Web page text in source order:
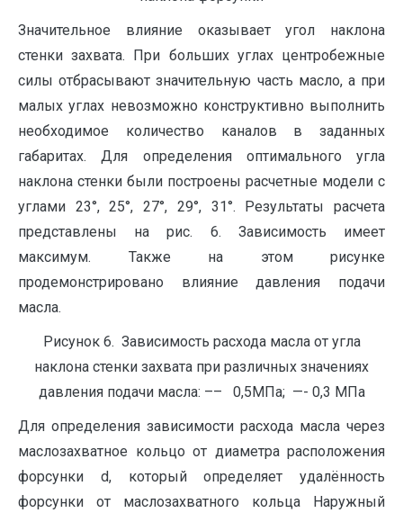
Значительное влияние оказывает угол наклона
стенки захвата. При больших углах центробежные
силы отбрасывают значительную часть масло, а при
малых углах невозможно конструктивно выполнить
необходимое количество каналов в заданных
габаритах. Для определения оптимального угла
наклона стенки были построены расчетные модели с
углами 23°, 25°, 27°, 29°, 31°. Результаты расчета
представлены на рис. 6. Зависимость имеет
максимум. Также на этом рисунке
продемонстрировано влияние давления подачи
масла.
Рисунок 6. Зависимость расхода масла от угла
наклона стенки захвата при различных значениях
давления подачи масла: –– 0,5МПа; —- 0,3 МПа
Для определения зависимости расхода масла через
маслозахватное кольцо от диаметра расположения
форсунки d, который определяет удалённость
форсунки от маслозахватного кольца Наружный